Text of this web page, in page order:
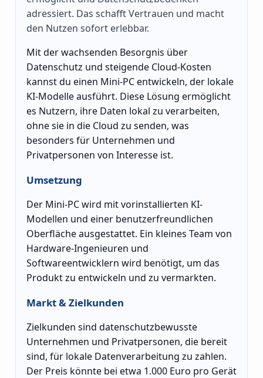
adressiert. Das schafft Vertrauen und macht
den Nutzen sofort erlebbar.
Mit der wachsenden Besorgnis über
Datenschutz und steigende Cloud-Kosten
kannst du einen Mini-PC entwickeln, der lokale
KI-Modelle ausführt. Diese Lösung ermöglicht
es Nutzern, ihre Daten lokal zu verarbeiten,
ohne sie in die Cloud zu senden, was
besonders für Unternehmen und
Privatpersonen von Interesse ist.
Umsetzung
Der Mini-PC wird mit vorinstallierten KI-
Modellen und einer benutzerfreundlichen
Oberfläche ausgestattet. Ein kleines Team von
Hardware-Ingenieuren und
Softwareentwicklern wird benötigt, um das
Produkt zu entwickeln und zu vermarkten.
Markt & Zielkunden
Zielkunden sind datenschutzbewusste
Unternehmen und Privatpersonen, die bereit
sind, für lokale Datenverarbeitung zu zahlen.
Der Preis könnte bei etwa 1.000 Euro pro Gerät